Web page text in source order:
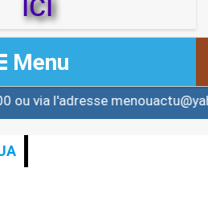
Menu
menouactu@yahoo.com